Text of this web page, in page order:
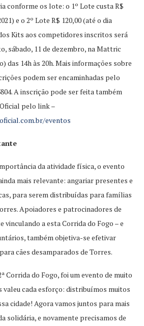
conforme os lote: o 1º Lote custa R$
e o 2º Lote R$ 120,00 (até o dia
Kits aos competidores inscritos será
sábado, 11 de dezembro, na Mattric
das 14h às 20h. Mais informações sobre
podem ser encaminhadas pelo
A inscrição pode ser feita também
pelo link –
eventos
da atividade física, o evento
mais relevante: angariar presentes e
para serem distribuídas para famílias
Apoiadores e patrocinadores de
vinculando a esta Corrida do Fogo – e
também objetiva-se efetivar
cães desamparados de Torres.
Corrida do Fogo, foi um evento de muito
valeu cada esforço: distribuímos muitos
cidade! Agora vamos juntos para mais
solidária, e novamente precisamos de